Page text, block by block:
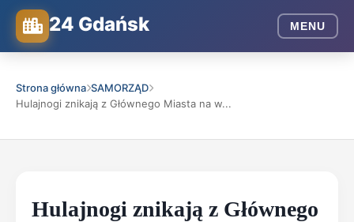
24 Gdańsk MENU
Strona główna SAMORZĄD
Hulajnogi znikają z Głównego Miasta na w...
Hulajnogi znikają z Głównego